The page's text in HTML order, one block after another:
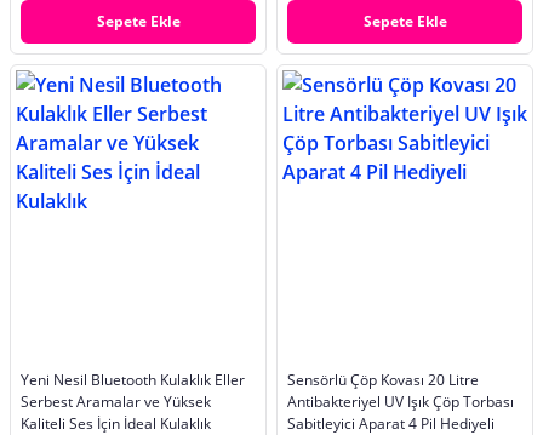
Sepete Ekle Sepete Ekle
Yeni Nesil Bluetooth Kulaklık Eller
Serbest Aramalar ve Yüksek
Kaliteli Ses İçin İdeal Kulaklık
Sensörlü Çöp Kovası 20 Litre
Antibakteriyel UV Işık Çöp Torbası
Sabitleyici Aparat 4 Pil Hediyeli